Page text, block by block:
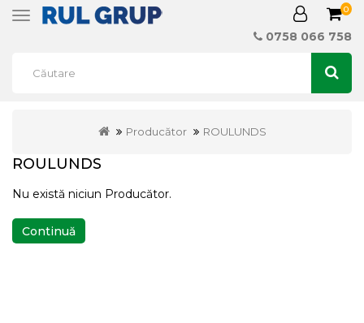
Toggle
0
0758 066 758
Producător ROULUNDS
ROULUNDS
Nu există niciun Producător.
Continuă